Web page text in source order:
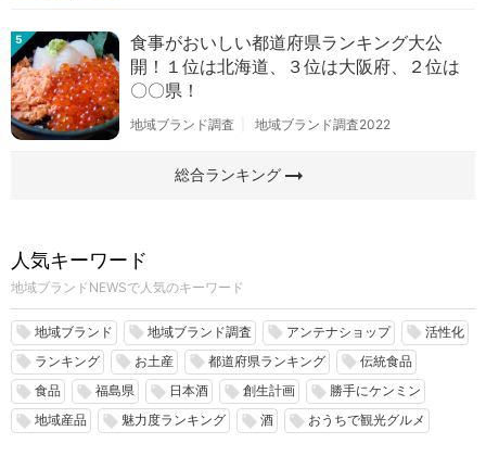
5
食事がおいしい都道府県ランキング大公
開！１位は北海道、３位は大阪府、２位は
〇〇県！
地域ブランド調査 地域ブランド調査2022
総合ランキングarrow_right_alt
人気キーワード
地域ブランドNEWSで人気のキーワード
local_offer 地域ブランド local_offer 地域ブランド調査 local_offer アンテナショップ local_offer 活性化
local_offer ランキング local_offer お土産 local_offer 都道府県ランキング local_offer 伝統食品
local_offer 食品 local_offer 福島県 local_offer 日本酒 local_offer 創生計画 local_offer 勝手にケンミン
local_offer 地域産品 local_offer 魅力度ランキング local_offer 酒 local_offer おうちで観光グルメ